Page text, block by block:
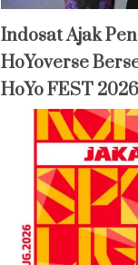
Indosat Ajak
HoYoverse
HoYo FEST